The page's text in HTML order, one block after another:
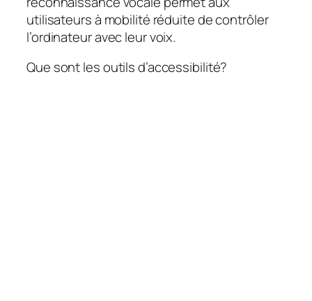
utilisateurs à mobilité réduite de contrôler
l’ordinateur avec leur voix.
Que sont les outils d’accessibilité?